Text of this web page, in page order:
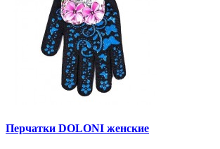
Перчатки DOLONI женские